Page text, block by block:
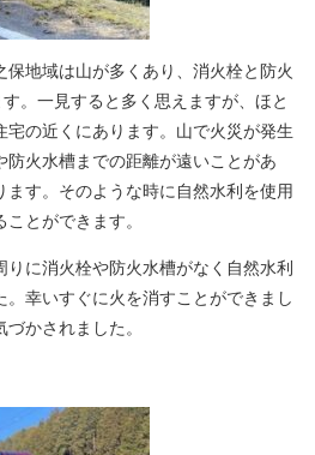
地域は山が多くあり、消火栓と防火
。一見すると多く思えますが、ほと
宅の近くにあります。山で火災が発生
火水槽までの距離が遠いことがあ
ます。そのような時に自然水利を使用
とができます。
に消火栓や防火水槽がなく自然水利
幸いすぐに火を消すことができまし
かされました。